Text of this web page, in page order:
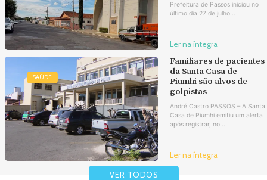
Prefeitura de Passos iniciou no
último dia 27 de julho...
Ler na íntegra
SAÚDE
Familiares de pacientes
da Santa Casa de
Piumhi são alvos de
golpistas
André Castro PASSOS – A Santa
Casa de Piumhi emitiu um alerta
após registrar, no...
Ler na íntegra
VER TODOS